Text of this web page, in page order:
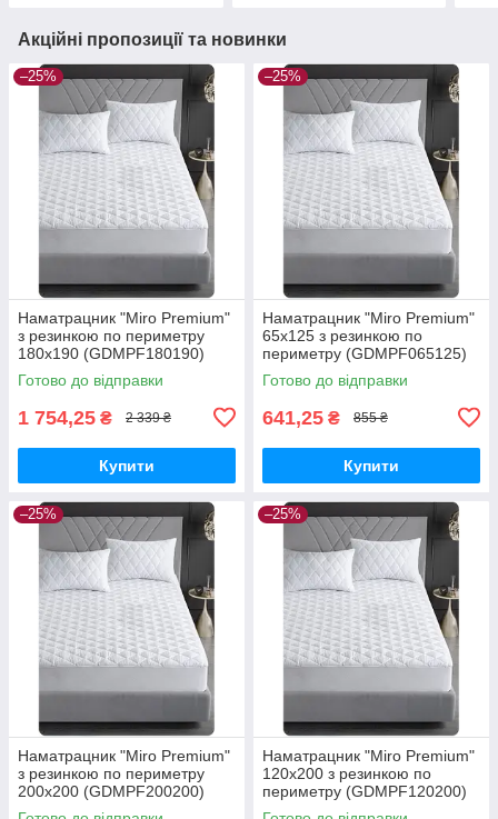
Акційні пропозиції та новинки
–25%
Наматрацник "Miro Premium"
з резинкою по периметру
180x190 (GDMPF180190)
Готово до відправки
1 754,25 ₴ 2 339 ₴
Купити
–25%
Наматрацник "Miro Premium"
65x125 з резинкою по
периметру (GDMPF065125)
Готово до відправки
641,25 ₴ 855 ₴
Купити
–25%
Наматрацник "Miro Premium"
з резинкою по периметру
200x200 (GDMPF200200)
–25%
Наматрацник "Miro Premium"
120x200 з резинкою по
периметру (GDMPF120200)